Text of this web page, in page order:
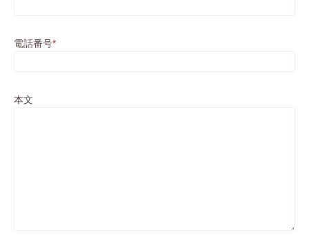
電話番号*
本文